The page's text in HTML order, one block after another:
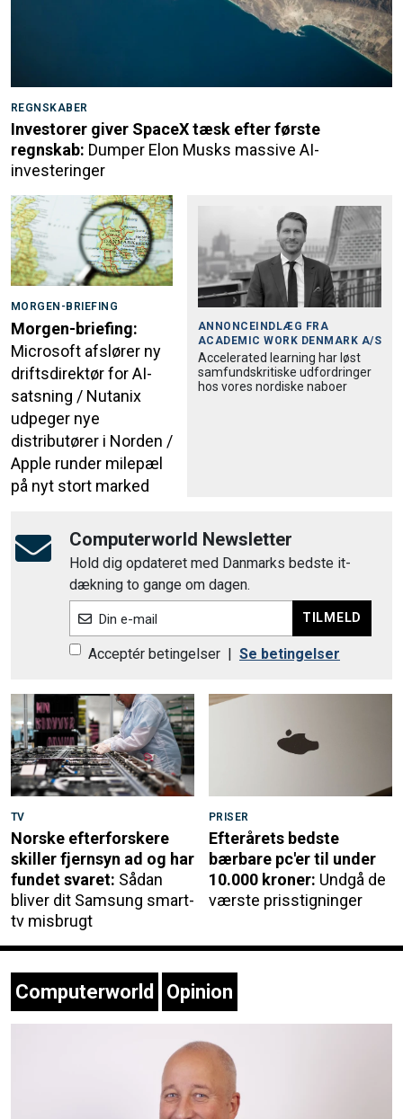
REGNSKABER
Investorer giver SpaceX tæsk efter første
regnskab: Dumper Elon Musks massive AI-
investeringer
MORGEN-BRIEFING
Morgen-briefing:
Microsoft afslører ny
driftsdirektør for AI-
satsning / Nutanix
udpeger nye
distributører i Norden /
Apple runder milepæl
på nyt stort marked
ANNONCEINDLÆG FRA
ACADEMIC WORK DENMARK A/S
Accele­rated learning har løst
samfund­skri­tiske udfordringer
hos vores nordiske naboer
Computerworld Newsletter
Hold dig opdateret med Danmarks bedste it-
dækning to gange om dagen.
Din e-mail TILMELD
Acceptér betingelser | Se betingelser
TV
Norske efterforskere
skiller fjernsyn ad og har
fundet svaret: Sådan
bliver dit Samsung smart-
tv misbrugt
PRISER
Efterårets bedste
bærbare pc'er til under
10.000 kroner: Undgå de
værste prisstigninger
Computerworld Opinion